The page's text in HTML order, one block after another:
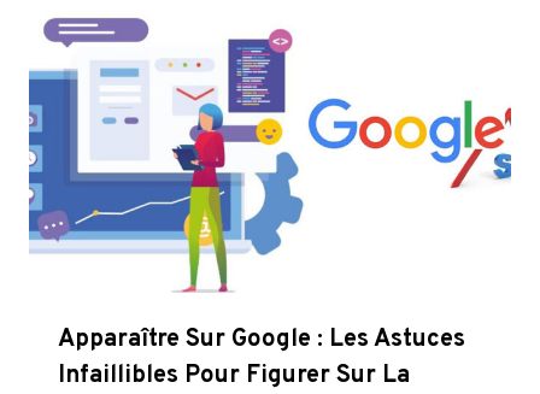
Apparaître Sur Google : Les Astuces
Infaillibles Pour Figurer Sur La